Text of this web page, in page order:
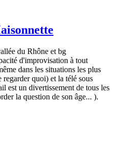
du Rhône et bg
d'improvisation à tout
dans les situations les plus
quoi) et la télé sous
est un divertissement de tous les
la question de son âge... ).